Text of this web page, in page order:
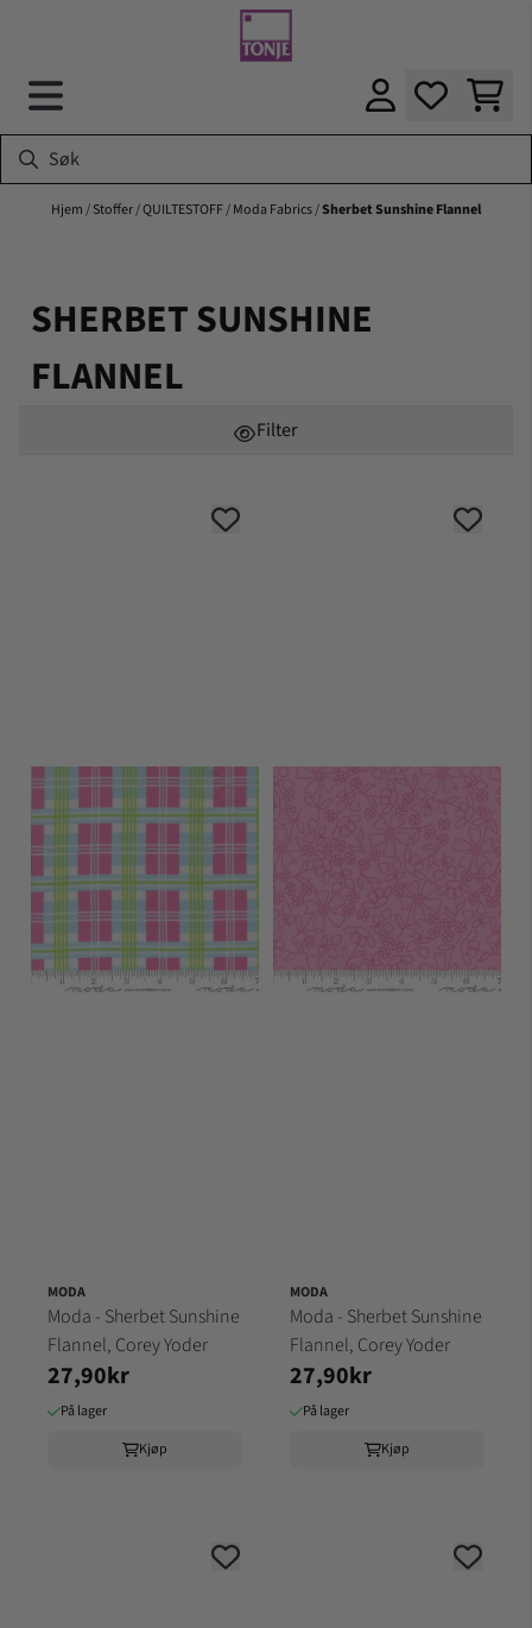
Hjem/Stoffer/QUILTESTOFF/Moda Fabrics/Sherbet Sunshine Flannel
SHERBET SUNSHINE
FLANNEL
Filter
MODA
Moda - Sherbet Sunshine
Flannel, Corey Yoder
27,90kr
På lager
Kjøp
MODA
Moda - Sherbet Sunshine
Flannel, Corey Yoder
27,90kr
På lager
Kjøp